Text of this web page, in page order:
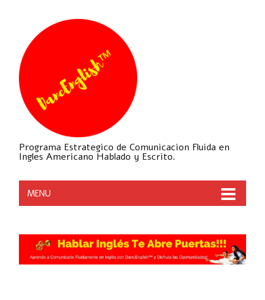
Programa Estrategico de Comunicacion Fluida en
Ingles Americano Hablado y Escrito.
MENU